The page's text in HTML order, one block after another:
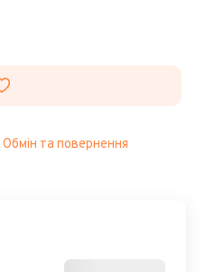
Обмін та повернення